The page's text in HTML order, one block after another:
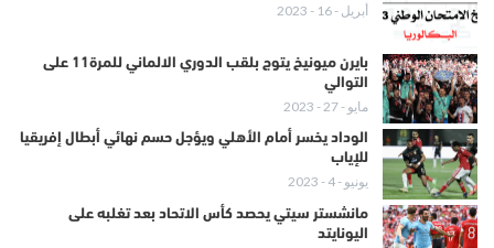
أبريل - 16 - 2023
بايرن ميونيخ يتوج بلقب الدوري الالماني للمرة11 على
التوالي
مايو - 27 - 2023
الوداد يخسر أمام الأهلي ويؤجل حسم نهائي أبطال إفريقيا
للإياب
يونيو - 4 - 2023
مانشستر سيتي يحصد كأس الاتحاد بعد تغلبه على
اليونايتد